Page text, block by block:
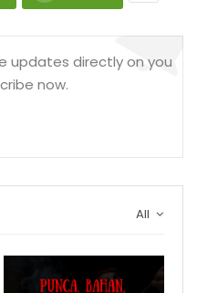
updates directly on you
now.
All